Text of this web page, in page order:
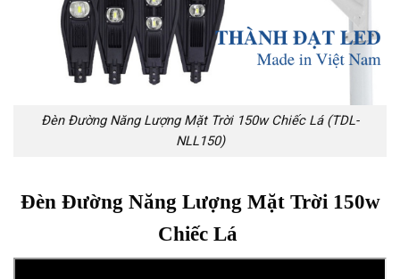
Đèn Đường Năng Lượng Mặt Trời 150w Chiếc Lá (TDL-
NLL150)
Đèn Đường Năng Lượng Mặt Trời 150w
Chiếc Lá